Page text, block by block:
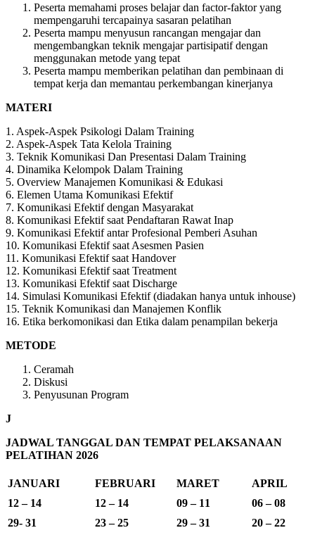
Peserta memahami proses belajar dan factor-faktor yang
mempengaruhi tercapainya sasaran pelatihan
Peserta mampu menyusun rancangan mengajar dan
mengembangkan teknik mengajar partisipatif dengan
menggunakan metode yang tepat
Peserta mampu memberikan pelatihan dan pembinaan di
tempat kerja dan memantau perkembangan kinerjanya
MATERI
1. Aspek-Aspek Psikologi Dalam Training
2. Aspek-Aspek Tata Kelola Training
3. Teknik Komunikasi Dan Presentasi Dalam Training
4. Dinamika Kelompok Dalam Training
5. Overview Manajemen Komunikasi & Edukasi
6. Elemen Utama Komunikasi Efektif
7. Komunikasi Efektif dengan Masyarakat
8. Komunikasi Efektif saat Pendaftaran Rawat Inap
9. Komunikasi Efektif antar Profesional Pemberi Asuhan
10. Komunikasi Efektif saat Asesmen Pasien
11. Komunikasi Efektif saat Handover
12. Komunikasi Efektif saat Treatment
13. Komunikasi Efektif saat Discharge
14. Simulasi Komunikasi Efektif (diadakan hanya untuk inhouse)
15. Teknik Komunikasi dan Manajemen Konflik
16. Etika berkomonikasi dan Etika dalam penampilan bekerja
METODE
Ceramah
Diskusi
Penyusunan Program
J
JADWAL TANGGAL DAN TEMPAT PELAKSANAAN
PELATIHAN 2026
JANUARI FEBRUARI MARET
APRIL
12 – 14
12 – 14 09 – 11
06 – 08
29- 31
23 – 25 29 – 31 20 – 22